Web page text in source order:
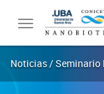
Toggle
navigation
Noticias / Seminario